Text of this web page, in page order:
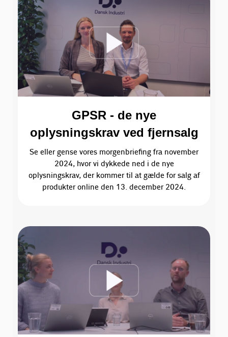
GPSR - de nye
oplysningskrav ved fjernsalg
Se eller gense vores morgenbriefing fra november
2024, hvor vi dykkede ned i de nye
oplysningskrav, der kommer til at gælde for salg af
produkter online den 13. december 2024.